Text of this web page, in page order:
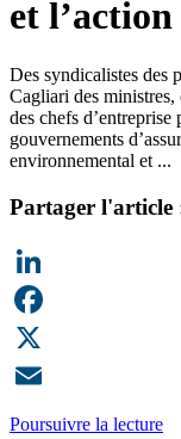
et
Des syndicalistes des
Cagliari des ministres,
des chefs
gouvernements
environnemental et ...
Partager l'article
LinkedIn
Facebook
X
Email
Poursuivre la lecture